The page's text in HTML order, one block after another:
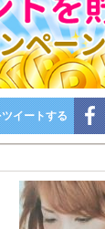
イートする